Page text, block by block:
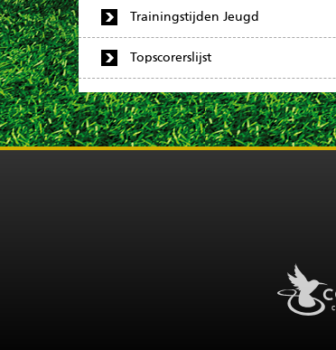
Trainingstijden Jeugd
Topscorerslijst